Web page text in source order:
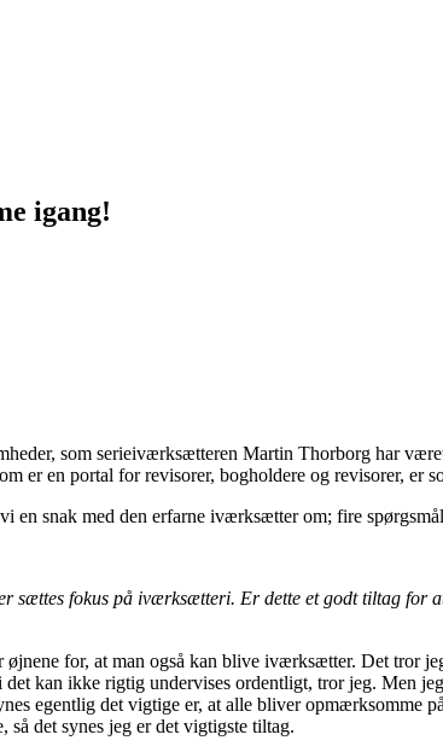
igang!
som serieiværksætteren Martin Thorborg har
er en portal for revisorer, bogholdere og revisorer, er
en snak med den erfarne iværksætter om; fire
sættes fokus på iværksætteri. Er dette et godt tiltag for
øjnene for, at man også kan blive iværksætter. Det tror
kan ikke rigtig undervises ordentligt, tror jeg. Men
egentlig det vigtige er, at alle bliver
det synes jeg er det vigtigste tiltag.